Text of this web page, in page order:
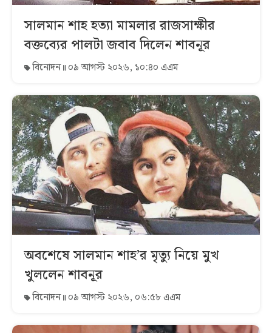
সালমান শাহ হত্যা মামলার রাজসাক্ষীর
বক্তব্যের পালটা জবাব দিলেন শাবনূর
বিনোদন ০৯ আগস্ট ২০২৬, ১০:৪০ এএম
অবশেষে সালমান শাহ’র মৃত্যু নিয়ে মুখ
খুললেন শাবনূর
বিনোদন ০৯ আগস্ট ২০২৬, ০৬:৫৮ এএম